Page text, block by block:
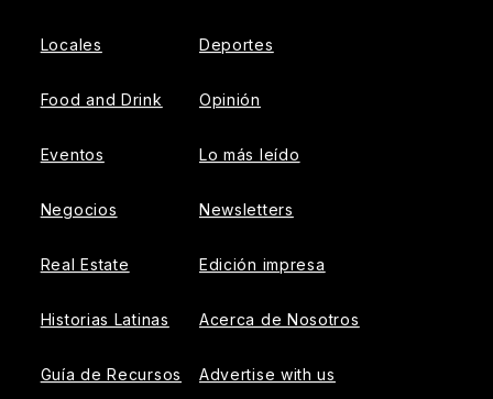
Locales
Food and Drink
Eventos
Negocios
Real Estate
Historias Latinas
Guía de Recursos
Deportes
Opinión
Lo más leído
Newsletters
Edición impresa
Acerca de Nosotros
Advertise with us